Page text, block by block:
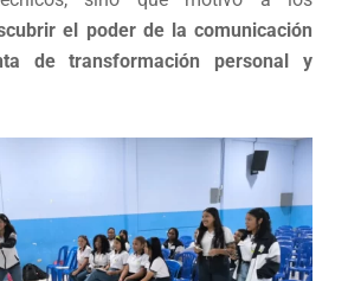
el poder de la comunicación
de transformación personal y